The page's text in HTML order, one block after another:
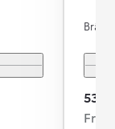
539